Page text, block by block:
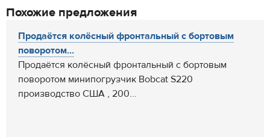
Похожие предложения
Продаётся колёсный фронтальный с бортовым
поворотом...
Продаётся колёсный фронтальный с бортовым
поворотом минипогрузчик Bobcat S220
производство США , 200...